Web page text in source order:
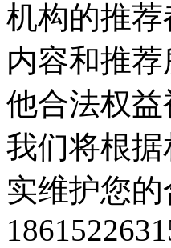
机构的推
内容和推
他合法权
我们将根
实维护您